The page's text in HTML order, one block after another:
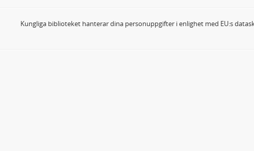
Kungliga biblioteket hanterar dina personuppgifter i enlighet med EU:s